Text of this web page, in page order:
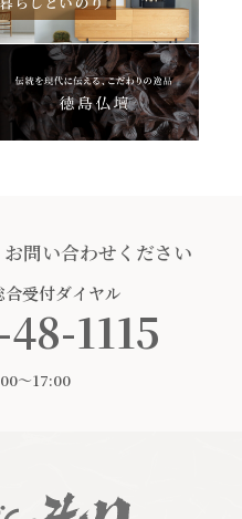
問い合わせください
合受付ダイヤル
1115
〜17:00